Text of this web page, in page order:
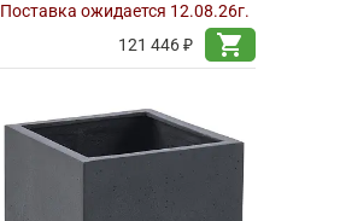
Поставка ожидается 12.08.26г.
121 446 ₽
shopping_cart